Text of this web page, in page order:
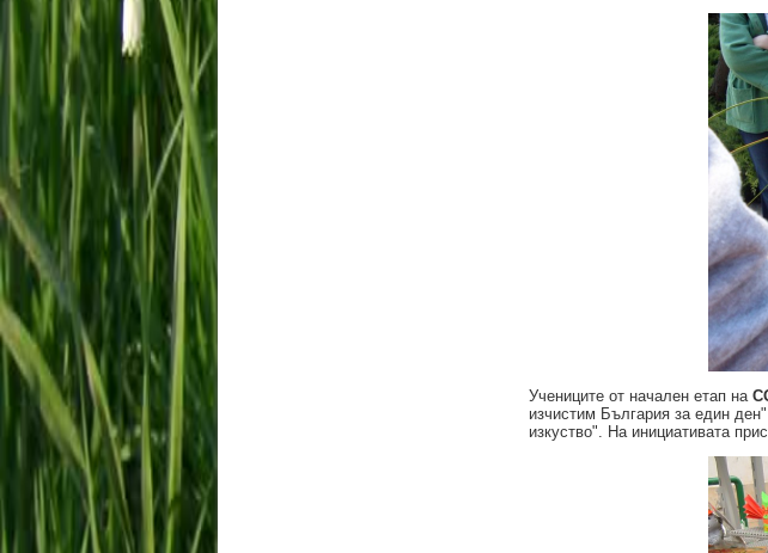
Учениците от начален етап на
изчистим България за един
изкуство". На инициативата